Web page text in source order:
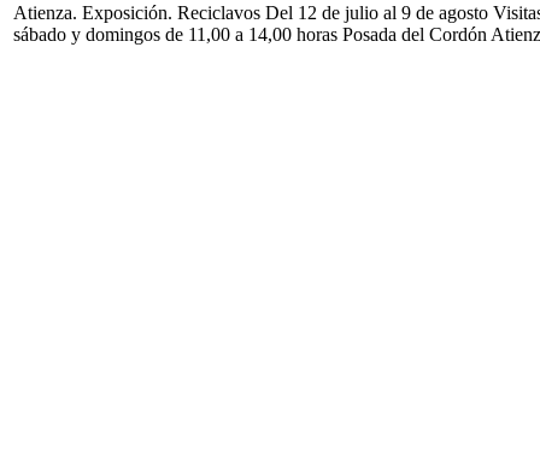
Atienza. Exposición. Reciclavos Del 12 de julio al 9 de agosto
sábado y domingos de 11,00 a 14,00 horas Posada del Cordón